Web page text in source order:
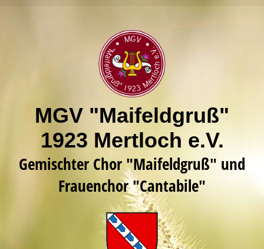
MGV "Maifeldgruß"
1923 Mertloch e.V.
Gemischter Chor "Maifeldgruß" und
Frauenchor "Cantabile"